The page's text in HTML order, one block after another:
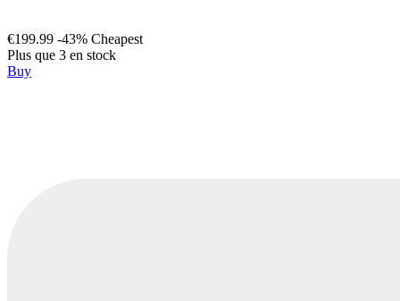
€199.99 -43% Cheapest
Plus que 3 en stock
Buy